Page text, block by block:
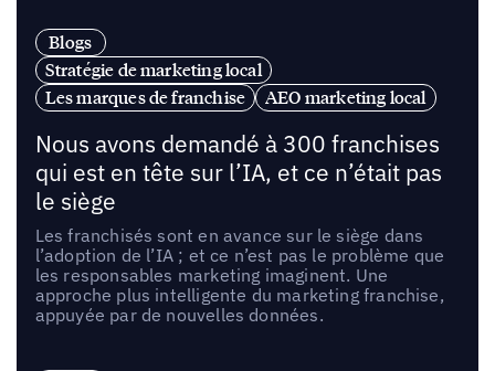
Blogs
Stratégie de marketing local
Les marques de franchise
AEO marketing local
Nous avons demandé à 300 franchises
qui est en tête sur l’IA, et ce n’était pas
le siège
Les franchisés sont en avance sur le siège dans
l’adoption de l’IA ; et ce n’est pas le problème que
les responsables marketing imaginent. Une
approche plus intelligente du marketing franchise,
appuyée par de nouvelles données.